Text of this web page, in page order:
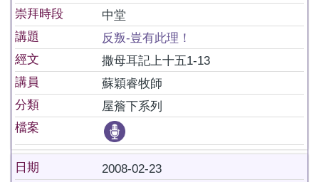
崇拜時段
中堂
講題
反叛-豈有此理！
經文
撒母耳記上十五1-13
講員
蘇穎睿牧師
分類
屋簷下系列
檔案
日期
2008-02-23